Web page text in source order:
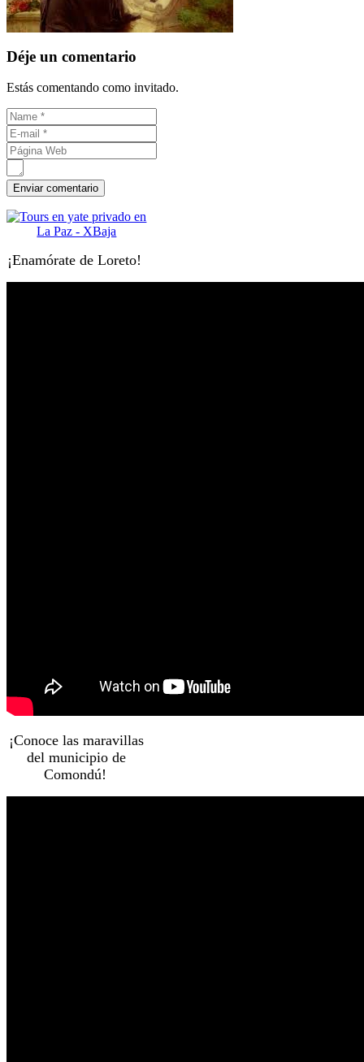
Déje un comentario
Estás comentando como invitado.
¡Enamórate de Loreto!
¡Conoce las maravillas
del municipio de
Comondú!